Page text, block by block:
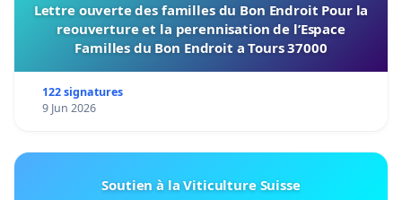
Lettre ouverte des familles du Bon Endroit Pour la
reouverture et la perennisation de l’Espace
Familles du Bon Endroit a Tours 37000
122 signatures
9 Jun 2026
Soutien à la Viticulture Suisse